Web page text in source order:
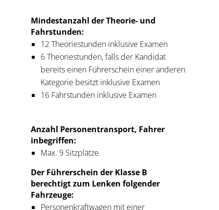
Mindestanzahl der Theorie- und
Fahrstunden:
12 Theoriestunden inklusive Examen
6 Theoriestunden, falls der Kandidat
bereits einen Führerschein einer anderen
Kategorie besitzt inklusive Examen
16 Fahrstunden inklusive Examen
Anzahl Personentransport, Fahrer
inbegriffen:
Max. 9 Sitzplätze
Der Führerschein der Klasse B
berechtigt zum Lenken folgender
Fahrzeuge:
Personenkraftwagen mit einer